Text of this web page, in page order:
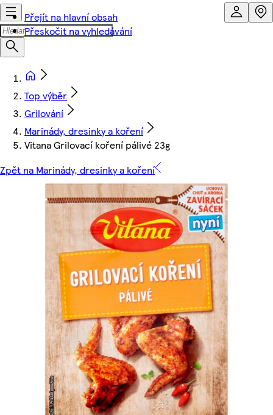
Přejít na hlavní obsah
Přeskočit na vyhledávání
Top výběr
Grilování
Marinády, dresinky a koření
Vitana Grilovací koření pálivé 23g
Zpět na Marinády, dresinky a koření